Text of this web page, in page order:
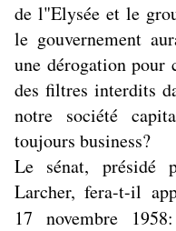
de l"Elysée et le
le gouvernement
une dérogation
des filtres interdits
notre société
toujours business?
Le sénat, présidé
Larcher, fera-t-il
17 novembre 1958: